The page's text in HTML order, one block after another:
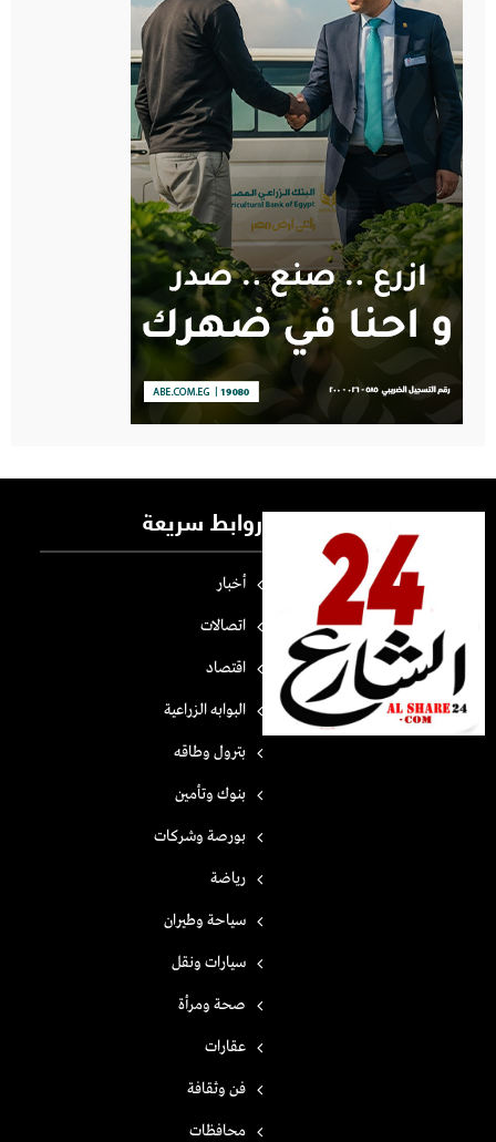
روابط سريعة
أخبار
اتصالات
اقتصاد
البوابه الزراعية
بترول وطاقه
بنوك وتأمين
بورصة وشركات
رياضة
سياحة وطيران
سيارات ونقل
صحة ومرأة
عقارات
فن وثقافة
محافظات